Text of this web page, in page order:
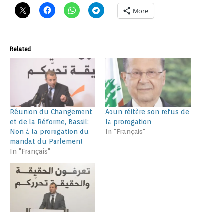
More
Related
Réunion du Changement
et de la Réforme, Bassil:
Non à la prorogation du
mandat du Parlement
In "Français"
Aoun réitère son refus de
la prorogation
In "Français"